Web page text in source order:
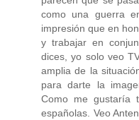
como una guerra
impresión que en
y trabajar en
dices, yo solo veo
amplia de la
para darte la
Como me gustaría
españolas. Veo